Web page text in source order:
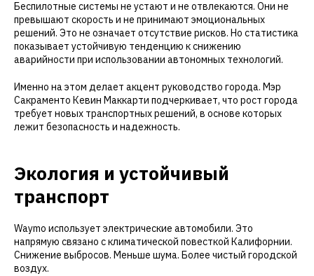
Беспилотные системы не устают и не отвлекаются. Они не
превышают скорость и не принимают эмоциональных
решений. Это не означает отсутствие рисков. Но статистика
показывает устойчивую тенденцию к снижению
аварийности при использовании автономных технологий.
Именно на этом делает акцент руководство города. Мэр
Сакраменто Кевин Маккарти подчеркивает, что рост города
требует новых транспортных решений, в основе которых
лежит безопасность и надежность.
Экология и устойчивый
транспорт
Waymo использует электрические автомобили. Это
напрямую связано с климатической повесткой Калифорнии.
Снижение выбросов. Меньше шума. Более чистый городской
воздух.